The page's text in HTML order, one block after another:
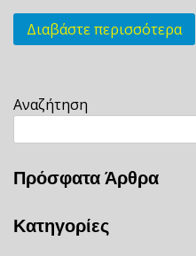
Διαβάστε περισσότερα
Αναζήτηση
Πρόσφατα Άρθρα
Κατηγορίες